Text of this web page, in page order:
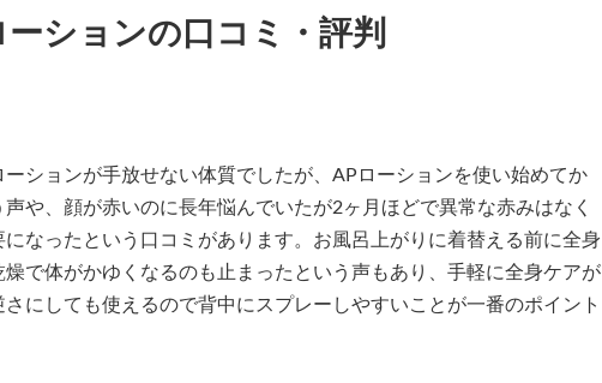
ーションの口コミ・評判
ションが手放せない体質でしたが、APローションを使い始めてか
や、顔が赤いのに長年悩んでいたが2ヶ月ほどで異常な赤みはなく
なったという口コミがあります。お風呂上がりに着替える前に全身
で体がかゆくなるのも止まったという声もあり、手軽に全身ケアが
にしても使えるので背中にスプレーしやすいことが一番のポイント